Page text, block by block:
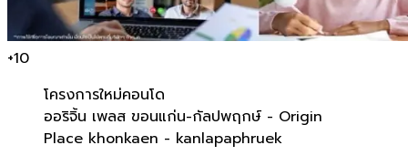
+10
โครงการใหม่คอนโด
ออริจิ้น เพลส ขอนแก่น-กัล
ออริจิ้น เพลส ขอนแก่น-กัลปพฤกษ์ - Origin
Place khonkaen - kanlapaphruek